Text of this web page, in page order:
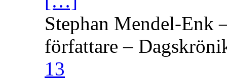
Stephan Mendel-Enk
författare –
13